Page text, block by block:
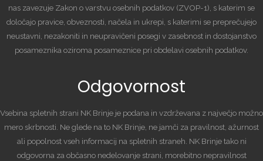
nas zavezuje Zakon o varstvu osebnih podatkov (ZVOP-1), s katerim se
določajo pravice, obveznosti, načela in ukrepi, s katerimi se preprečujejo
neustavni, nezakoniti in neupravičeni posegi v zasebnost in dostojanstvo
posameznika oziroma posameznice pri obdelavi osebnih podatkov.
Odgovornost
Vsebina spletnih strani NK Brinje je podana in vzdrževana z največjo možno
mero skrbnosti. Ne glede na to NK Brinje, ne jamči za pravilnost, ažurnost
ali popolnost vseh informacij na spletnih straneh. NK Brinje tako ni
odgovorna za občasno nedelovanje strani, morebitno nepravilnost